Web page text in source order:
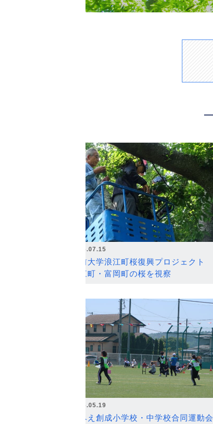
2026.07.15
弘前大学浪江町桜復興プロジェクト
浪江町・富岡町の桜を視察
2026.05.19
なみえ創成小学校・中学校合同運動会